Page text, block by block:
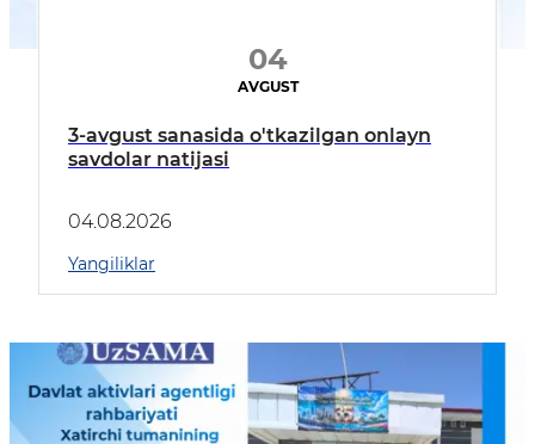
04
AVGUST
3-avgust sanasida o'tkazilgan onlayn
savdolar natijasi
04.08.2026
Yangiliklar